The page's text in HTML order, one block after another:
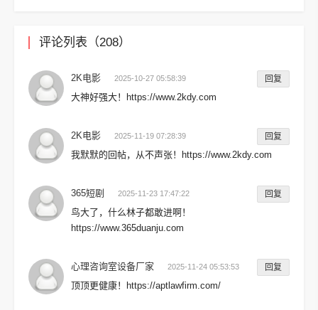
评论列表（208）
2K电影 2025-10-27 05:58:39 回复
大神好强大！https://www.2kdy.com
2K电影 2025-11-19 07:28:39 回复
我默默的回帖，从不声张！https://www.2kdy.com
365短剧 2025-11-23 17:47:22 回复
鸟大了，什么林子都敢进啊！
https://www.365duanju.com
心理咨询室设备厂家 2025-11-24 05:53:53 回复
顶顶更健康！https://aptlawfirm.com/